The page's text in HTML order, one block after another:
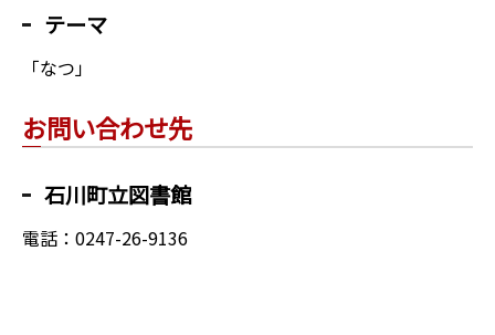
テーマ
「なつ」
お問い合わせ先
石川町立図書館
電話：0247-26-9136